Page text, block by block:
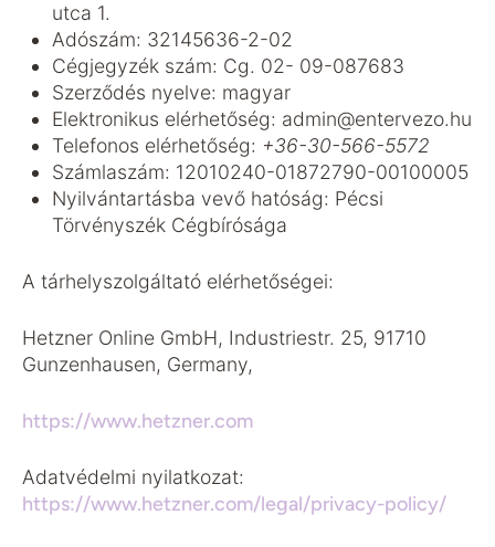
utca 1.
Adószám: 32145636-2-02
Cégjegyzék szám: Cg. 02- 09-087683
Szerződés nyelve: magyar
Elektronikus elérhetőség: admin@entervezo.hu
Telefonos elérhetőség: +36-30-566-5572
Számlaszám: 12010240-01872790-00100005
Nyilvántartásba vevő hatóság: Pécsi
Törvényszék Cégbírósága
A tárhelyszolgáltató elérhetőségei:
Hetzner Online GmbH, Industriestr. 25, 91710
Gunzenhausen, Germany,
https://www.hetzner.com
Adatvédelmi nyilatkozat:
https://www.hetzner.com/legal/privacy-policy/